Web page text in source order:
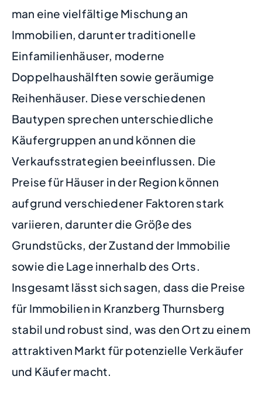
man eine vielfältige Mischung an
Immobilien, darunter traditionelle
Einfamilienhäuser, moderne
Doppelhaushälften sowie geräumige
Reihenhäuser. Diese verschiedenen
Bautypen sprechen unterschiedliche
Käufergruppen an und können die
Verkaufsstrategien beeinflussen. Die
Preise für Häuser in der Region können
aufgrund verschiedener Faktoren stark
variieren, darunter die Größe des
Grundstücks, der Zustand der Immobilie
sowie die Lage innerhalb des Orts.
Insgesamt lässt sich sagen, dass die Preise
für Immobilien in Kranzberg Thurnsberg
stabil und robust sind, was den Ort zu einem
attraktiven Markt für potenzielle Verkäufer
und Käufer macht.